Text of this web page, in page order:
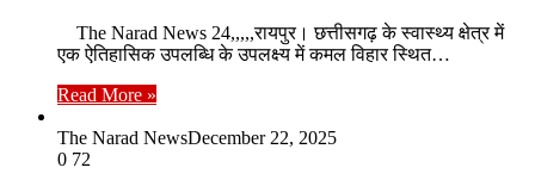
The Narad News 24,,,,,रायपुर। छत्तीसगढ़ के स्वास्थ्य क्षेत्र में
एक ऐतिहासिक उपलब्धि के उपलक्ष्य में कमल विहार स्थित…
Read More »
The Narad NewsDecember 22, 2025
0 72